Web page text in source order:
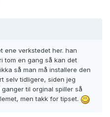
ene verkstedet her. han
tom en gang så kan det
så man må installere den
selv tidligere, siden jeg
til orginal spiller så
men takk for tipset.